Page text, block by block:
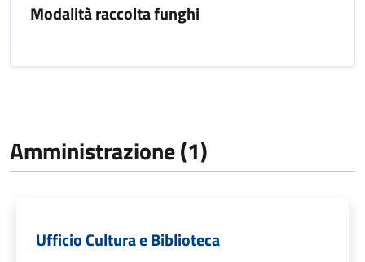
Modalità raccolta funghi
Amministrazione (1)
Ufficio Cultura e Biblioteca